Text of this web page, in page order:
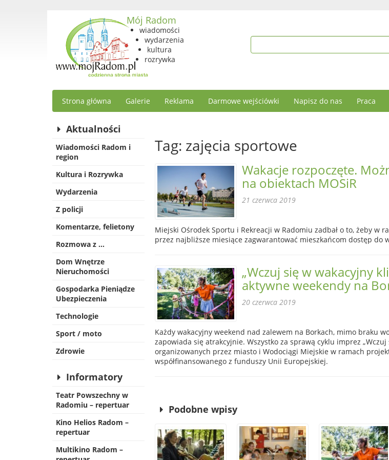
Mój Radom
wiadomości
wydarzenia
kultura
rozrywka
Strona główna Galerie Reklama Darmowe wejściówki Napisz do nas Praca
Aktualności
Wiadomości Radom i
region
Kultura i Rozrywka
Wydarzenia
Z policji
Komentarze, felietony
Rozmowa z …
Dom Wnętrze
Nieruchomości
Gospodarka Pieniądze
Ubezpieczenia
Technologie
Sport / moto
Zdrowie
Informatory
Teatr Powszechny w
Radomiu – repertuar
Kino Helios Radom –
repertuar
Multikino Radom –
Tag: zajęcia sportowe
Wakacje rozpoczęte.
na obiektach MOSiR
21 czerwca 2019
Miejski Ośrodek Sportu i Rekreacji w Radomiu zadbał o to, żeby w
przez najbliższe miesiące zagwarantować mieszkańcom dostęp do
„Wczuj się w wakacyjny
aktywne weekendy na
20 czerwca 2019
Każdy wakacyjny weekend nad zalewem na Borkach, mimo braku
zapowiada się atrakcyjnie. Wszystko za sprawą cyklu imprez
organizowanych przez miasto i Wodociągi Miejskie w ramach
współfinansowanego z funduszy Unii Europejskiej.
Podobne wpisy